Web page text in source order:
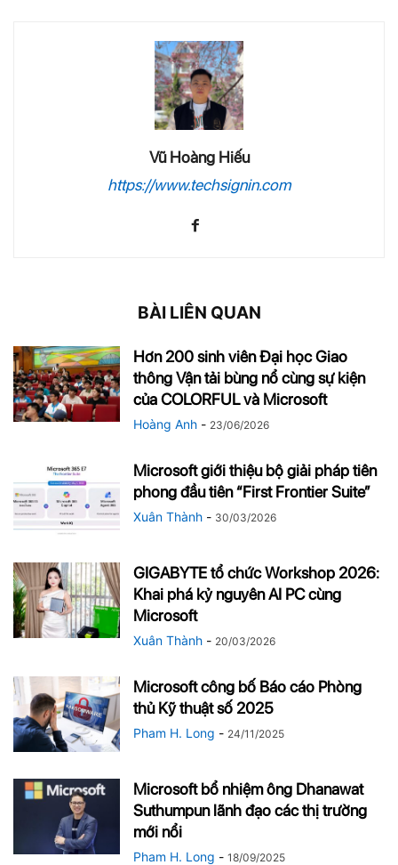
Vũ Hoàng Hiếu
https://www.techsignin.com
BÀI LIÊN QUAN
Hơn 200 sinh viên Đại học Giao
thông Vận tải bùng nổ cùng sự kiện
của COLORFUL và Microsoft
Hoàng Anh - 23/06/2026
Microsoft giới thiệu bộ giải pháp tiên
phong đầu tiên “First Frontier Suite”
Xuân Thành - 30/03/2026
GIGABYTE tổ chức Workshop 2026:
Khai phá kỷ nguyên AI PC cùng
Microsoft
Xuân Thành - 20/03/2026
Microsoft công bố Báo cáo Phòng
thủ Kỹ thuật số 2025
Pham H. Long - 24/11/2025
Microsoft bổ nhiệm ông Dhanawat
Suthumpun lãnh đạo các thị trường
mới nổi
Pham H. Long - 18/09/2025